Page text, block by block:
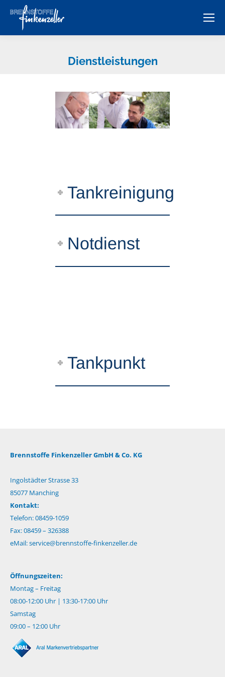
Dienstleistungen
Tankreinigung
Notdienst
Tankpunkt
Brennstoffe Finkenzeller GmbH & Co. KG
Ingolstädter Strasse 33
85077 Manching
Kontakt:
Telefon: 08459-1059
Fax: 08459 – 326388
eMail:service@brennstoffe-finkenzeller.de
Öffnungszeiten:
Montag – Freitag
08:00-12:00 Uhr | 13:30-17:00 Uhr
Samstag
09:00 – 12:00 Uhr